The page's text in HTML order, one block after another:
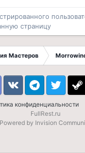
страницу
Мастеров
конфиденциальности
VK TelegramTwitter
FullRest.ru
Powered by Invision